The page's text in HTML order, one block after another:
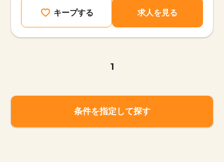
キープする 求人を見る
1
条件を指定して探す